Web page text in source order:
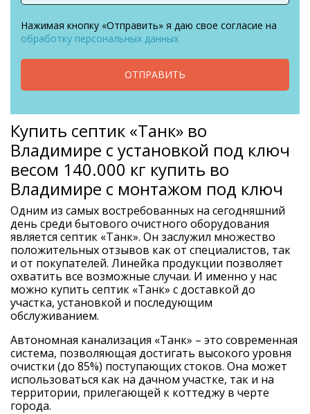
Нажимая кнопку «Отправить» я даю свое согласие на
обработку персональных данных
ОТПРАВИТЬ
Купить септик «Танк» во
Владимире с установкой под ключ
весом 140.000 кг купить во
Владимире с монтажом под ключ
Одним из самых востребованных на сегодняшний
день среди бытового очистного оборудования
является септик «Танк». Он заслужил множество
положительных отзывов как от специалистов, так
и от покупателей. Линейка продукции позволяет
охватить все возможные случаи. И именно у нас
можно купить септик «Танк» с доставкой до
участка, установкой и последующим
обслуживанием.
Автономная канализация «Танк» – это современная
система, позволяющая достигать высокого уровня
очистки (до 85%) поступающих стоков. Она может
использоваться как на дачном участке, так и на
территории, прилегающей к коттеджу в черте
города.